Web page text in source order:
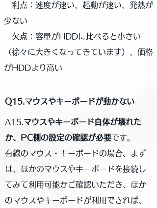
利点：速度が速い、起動が速い、発熱が
少ない
欠点：容量がHDDに比べると小さい
（徐々に大きくなってきています）、価格
がHDDより高い
Q15.マウスやキーボードが動かない
A15. マウスやキーボード自体が壊れた
か、PC側の設定の確認が必要です。
有線のマウス・キーボードの場合、まず
は、ほかのマウスやキーボードを接続し
てみて利用可能かご確認いただき、ほか
のマウスやキーボードが利用できれば、